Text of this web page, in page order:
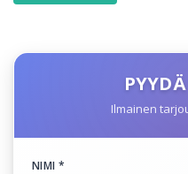
Ilmainen
NIMI *